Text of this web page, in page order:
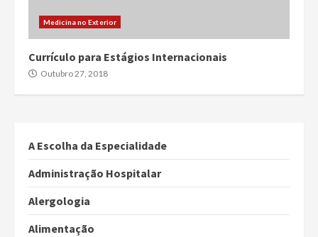
Medicina no Exterior
Currículo para Estágios Internacionais
Outubro 27, 2018
A Escolha da Especialidade
Administração Hospitalar
Alergologia
Alimentação